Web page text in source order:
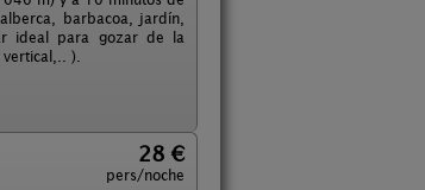
barbacoa, jardín,
ideal para gozar de la
).
28 €
pers/noche